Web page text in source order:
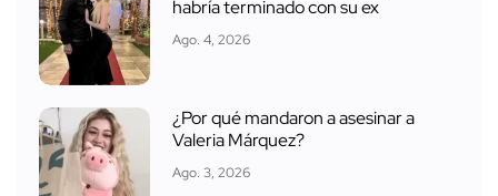
habría terminado con su ex
Ago. 4, 2026
¿Por qué mandaron a asesinar a
Valeria Márquez?
Ago. 3, 2026